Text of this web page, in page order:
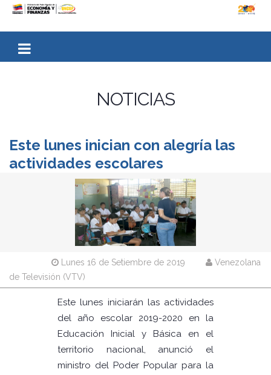
NOTICIAS
Este lunes inician con alegría las
actividades escolares
Lunes 16 de Setiembre de 2019
Venezolana
de Televisión (VTV)
Este lunes iniciarán las actividades
del año escolar 2019-2020 en la
Educación Inicial y Básica en el
territorio nacional, anunció el
ministro del Poder Popular para la